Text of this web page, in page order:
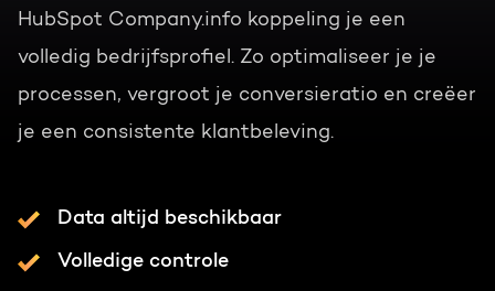
HubSpot Company.info koppeling je een
volledig bedrijfsprofiel. Zo optimaliseer je je
processen, vergroot je conversieratio en creëer
je een consistente klantbeleving.
Data altijd beschikbaar
Volledige controle